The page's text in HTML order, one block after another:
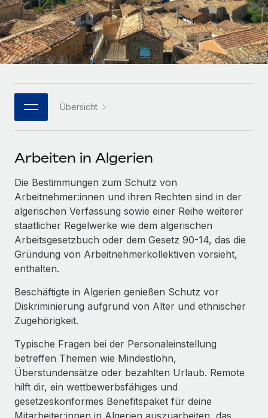
Nahtlose Integration der HR in bestehende Abläufe
Plattform
Integrierte HR-Kernfunktionen für dein Team
MCP
Integrationen
Tools
DIENSTLEISTUNGEN
Frag unsere Expert:innen
Hilfe von Expert:innen für globale HR & Compliance
Background-Checks
Einfacheres Bewerber:innen-Screening
Compliance Watchtower
Lückenlose Compliance
Geräteverwaltung
Globale Bereitstellung und Verfolgung von IT-
Geräten
Gründung von Niederlassungen
Schnelle, rechtssichere Gründung von
Maßgeschneiderte HR-Lösungen, um Teams zu
vergrößern
Enterprise
Globale HR für Konzerne und Großunternehmen
PARTNER WERDEN
Flexible Einbettung von Global-HR-Funktionen in deine
Entdecke die Möglichkeiten einer Partnerschaft
Remote Build
Demnächst verfügbar
Beratung zu Integrationen und KI-Automatisierung
FALLSTUDIEN
So hat der KI-Vorreiter Weaviate sein Team mit
Remote um 120 % vergrößert
Weaviate auf einen Blick Weaviate entwickelt KI-basierte
Mehr erfahren
Strategische Partnerschaft zwischen
Reverse Tech und Remote für Contractor
Forschung und Leitfäden
Fallstudien
HR-Glossar
Bibliothek für Stellenbeschreibungen
Webinare
Events
Newsroom
Informationen zu Gehältern und Qualifikationen
Insights Center
Hol dir Unterstützung
BLOG
EOR und PEO
Contractor Management
Italiano
Português (Portugal)
한국어 Übersicht
Arbeiten in Algerien
Die Bestimmungen zum Schutz von
Arbeitnehmer:innen und ihren Rechten sind in der
algerischen Verfassung sowie einer Reihe weiterer
staatlicher Regelwerke wie dem algerischen
Arbeitsgesetzbuch oder dem Gesetz 90-14, das die
Gründung von Arbeitnehmerkollektiven vorsieht,
enthalten.
Beschäftigte in Algerien genießen Schutz vor
Diskriminierung aufgrund von Alter und ethnischer
Zugehörigkeit.
Typische Fragen bei der Personaleinstellung
betreffen Themen wie Mindestlohn,
Überstundensätze oder bezahlten Urlaub. Remote
hilft dir, ein wettbewerbsfähiges und
gesetzeskonformes Benefitspaket für deine
Mitarbeiter:innen in Algerien auszuarbeiten, das